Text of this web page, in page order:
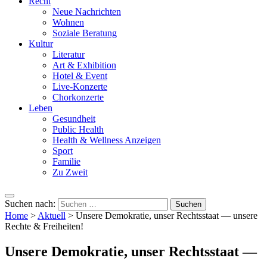
Neue Nachrichten
Wohnen
Soziale Beratung
Kultur
Literatur
Art & Exhibition
Hotel & Event
Live-Konzerte
Chorkonzerte
Leben
Gesundheit
Public Health
Health & Wellness Anzeigen
Sport
Familie
Zu Zweit
Suchen nach:
Home >Aktuell > Unsere Demokratie, unser Rechtsstaat — unsere
Rechte & Freiheiten!
Unsere Demokratie, unser Rechtsstaat —